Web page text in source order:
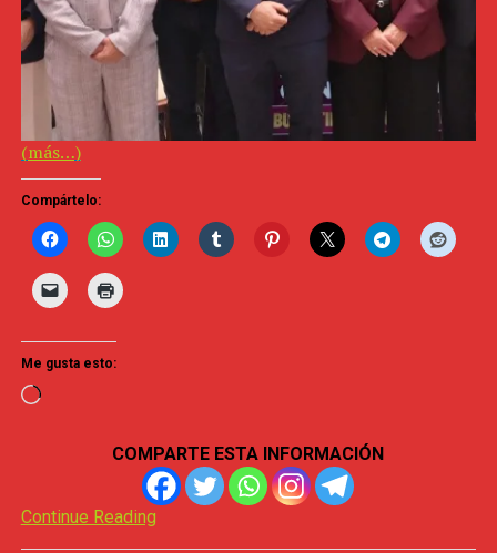
Don't Miss
Opinión| Sayula de Alemán de la Ingobernabilidad al Infierno
(más…)
Compártelo:
Me gusta esto:
Loading…
COMPARTE ESTA INFORMACIÓN
Continue Reading